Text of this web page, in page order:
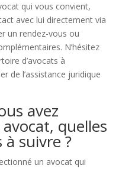
qui vous convient,
avec lui directement via
un rendez-vous ou
N’hésitez
d’avocats à
de l’assistance juridique
avez
quelles
suivre ?
un avocat qui